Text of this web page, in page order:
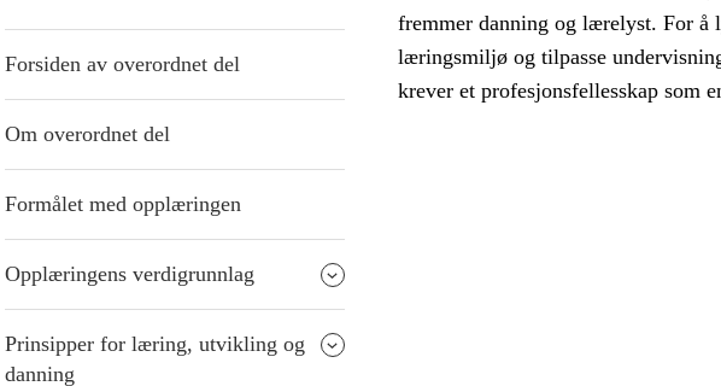
Forsiden av overordnet del
Om overordnet del
Formålet med opplæringen
Opplæringens verdigrunnlag
Prinsipper for læring, utvikling og
danning
fremmer danning og lærelyst. For å
læringsmiljø og tilpasse
krever et profesjonsfellesskap som